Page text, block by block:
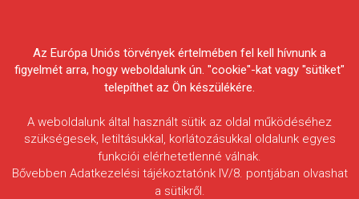
Egyesületek Szövetsége
Ancza Attila
Az Európa Uniós törvények értelmében fel kell hívnunk a
figyelmét arra, hogy weboldalunk ún. "cookie"-kat vagy "sütiket"
telepíthet az Ön készülékére.
A weboldalunk által használt sütik az oldal működéséhez
szükségesek, letiltásukkal, korlátozásukkal oldalunk egyes
funkciói elérhetetlenné válnak.
Bővebben Adatkezelési tájékoztatónk IV/8. pontjában olvashat
a sütikről.